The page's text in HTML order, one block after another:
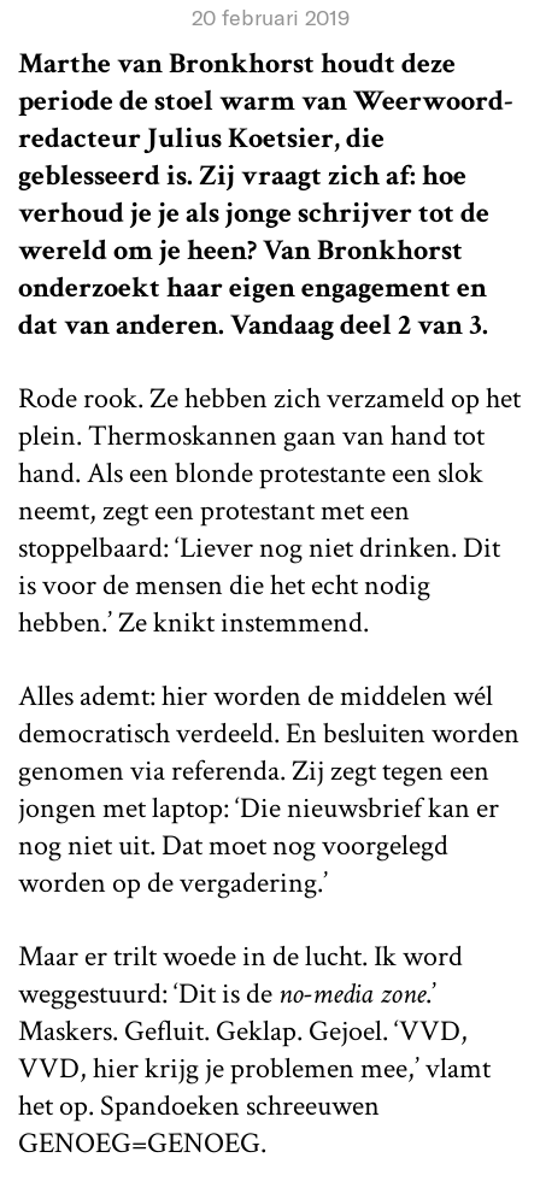
20 februari 2019
Marthe van Bronkhorst houdt deze
periode de stoel warm van Weerwoord-
redacteur Julius Koetsier, die
geblesseerd is. Zij vraagt zich af: hoe
verhoud je je als jonge schrijver tot de
wereld om je heen? Van Bronkhorst
onderzoekt haar eigen engagement en
dat van anderen. Vandaag deel 2 van 3.
Rode rook. Ze hebben zich verzameld op het
plein. Thermoskannen gaan van hand tot
hand. Als een blonde protestante een slok
neemt, zegt een protestant met een
stoppelbaard: ‘Liever nog niet drinken. Dit
is voor de mensen die het echt nodig
hebben.’ Ze knikt instemmend.
Alles ademt: hier worden de middelen wél
democratisch verdeeld. En besluiten worden
genomen via referenda. Zij zegt tegen een
jongen met laptop: ‘Die nieuwsbrief kan er
nog niet uit. Dat moet nog voorgelegd
worden op de vergadering.’
Maar er trilt woede in de lucht. Ik word
weggestuurd: ‘Dit is deno-media zone.’
Maskers. Gefluit. Geklap. Gejoel. ‘VVD,
VVD, hier krijg je problemen mee,’ vlamt
het op. Spandoeken schreeuwen
GENOEG=GENOEG.